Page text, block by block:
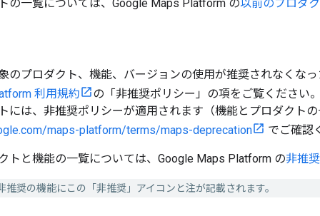
の一覧については、Google Maps Platform の以前のプロダ
のプロダクト、機能、バージョンの使用が推奨されなくな
利用規約
の「非推奨ポリシー」の項をご覧ください
には、非推奨ポリシーが適用されます（機能とプロダクト
maps-platform/terms/maps-deprecation
でご確認
トと機能の一覧については、Google Maps Platform の非推奨
推奨の機能にこの「非推奨」アイコンと注が記載されます。